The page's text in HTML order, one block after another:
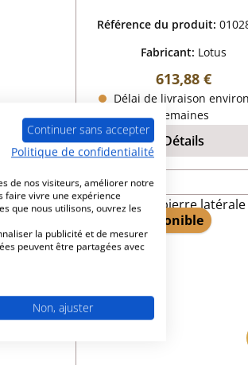
Référence du produit:
Fabricant: Lotus
Prix régulier :
613,88 €
Délai de livraison
semaines
Détails
Seul 4 disponible
Continuer sans accepter
Politique de confidentialité
de nos visiteurs, améliorer notre
faire vivre une expérience
que nous utilisons, ouvrez les
la publicité et de mesurer
peuvent être partagées avec
Non, ajuster